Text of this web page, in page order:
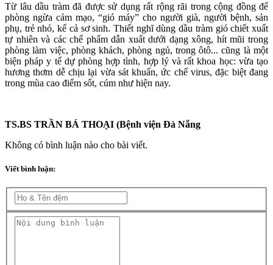
Từ lâu dầu tràm đã được sử dụng rất rộng rãi trong cộng đồng để
phòng ngừa cảm mạo, “gió máy” cho người già, người bệnh, sản
phụ, trẻ nhỏ, kể cả sơ sinh. Thiết nghĩ dùng dầu tràm gió chiết xuất
tự nhiên và các chế phẩm dẫn xuất dưới dạng xông, hít mũi trong
phòng làm việc, phòng khách, phòng ngủ, trong ôtô... cũng là một
biện pháp y tế dự phòng hợp tình, hợp lý và rất khoa học: vừa tạo
hương thơm dễ chịu lại vừa sát khuẩn, ức chế virus, đặc biệt đang
trong mùa cao điểm sốt, cúm như hiện nay.
TS.BS TRẦN BÁ THOẠI (Bệnh viện Đà Nẵng
Không có bình luận nào cho bài viết.
Viết bình luận: